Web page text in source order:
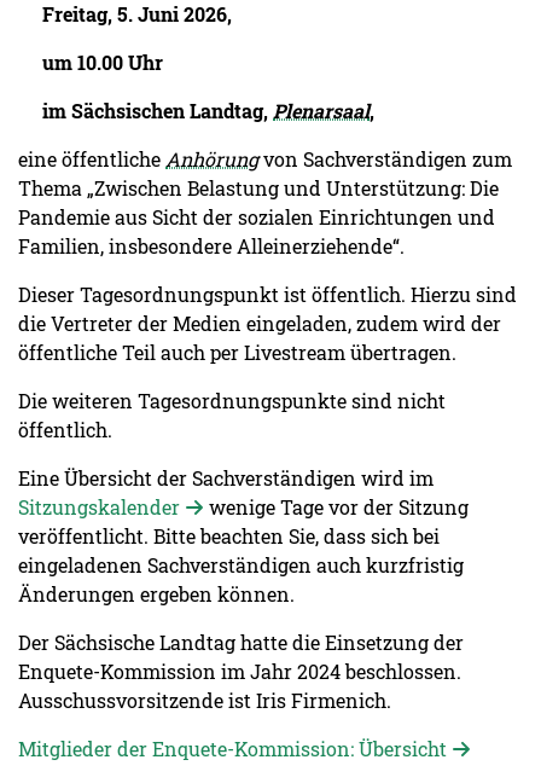
Freitag, 5. Juni 2026,
um 10.00 Uhr
im Sächsischen Landtag,Plenarsaal,
eine öffentliche Anhörungvon Sachverständigen zum
Thema „Zwischen Belastung und Unterstützung: Die
Pandemie aus Sicht der sozialen Einrichtungen und
Familien, insbesondere Alleinerziehende“.
Dieser Tagesordnungspunkt ist öffentlich. Hierzu sind
die Vertreter der Medien eingeladen, zudem wird der
öffentliche Teil auch per Livestream übertragen.
Die weiteren Tagesordnungspunkte sind nicht
öffentlich.
Eine Übersicht der Sachverständigen wird im
Sitzungskalender
wenige Tage vor der Sitzung
veröffentlicht. Bitte beachten Sie, dass sich bei
eingeladenen Sachverständigen auch kurzfristig
Änderungen ergeben können.
Der Sächsische Landtag hatte die Einsetzung der
Enquete-Kommission im Jahr 2024 beschlossen.
Ausschussvorsitzende ist Iris Firmenich.
Mitglieder der Enquete-Kommission: Übersicht